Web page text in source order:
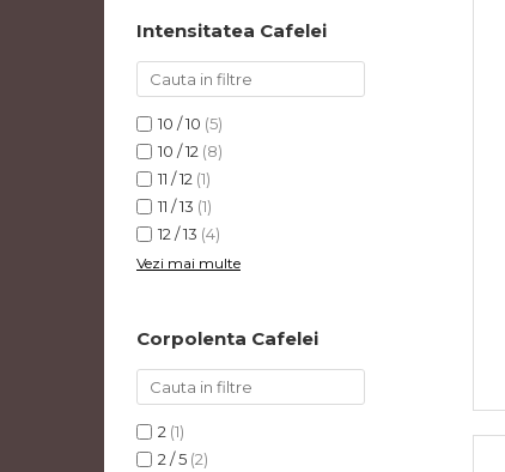
Intensitatea Cafelei
10 / 10 (5)
10 / 12 (8)
11 / 12 (1)
11 / 13 (1)
12 / 13 (4)
Vezi mai multe
Corpolenta Cafelei
2 (1)
2 / 5 (2)